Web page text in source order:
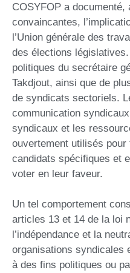
COSYFOP a documenté,
convaincantes,
l’Union générale des
des élections
politiques du secrétaire
Takdjout, ainsi que de
de syndicats sectoriels.
communication
syndicaux et les
ouvertement utilisés
candidats spécifiques et
voter en leur faveur.
Un tel comportement
articles 13 et 14 de la loi
l’indépendance et la
organisations syndicales
à des fins politiques ou